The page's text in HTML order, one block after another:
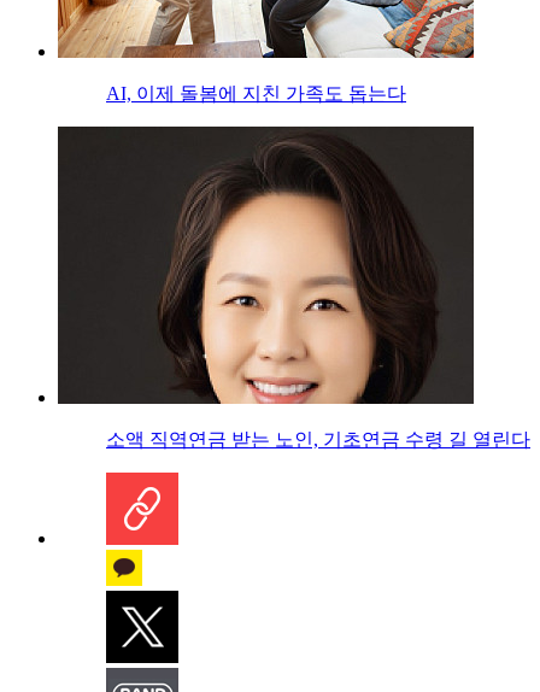
AI, 이제 돌봄에 지친 가족도 돕는다
소액 직역연금 받는 노인, 기초연금 수령 길 열린다